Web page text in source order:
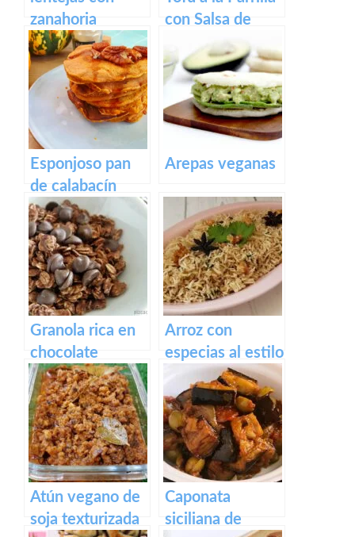
zanahoria
vegetarianas
con Salsa de
Mango
Esponjoso pan
de calabacín
vegano
Panqueques
Arepas veganas
Granola rica en
chocolate
Arroz con
especias al estilo
hindú
Atún vegano de
soja texturizada
Caponata
siciliana de